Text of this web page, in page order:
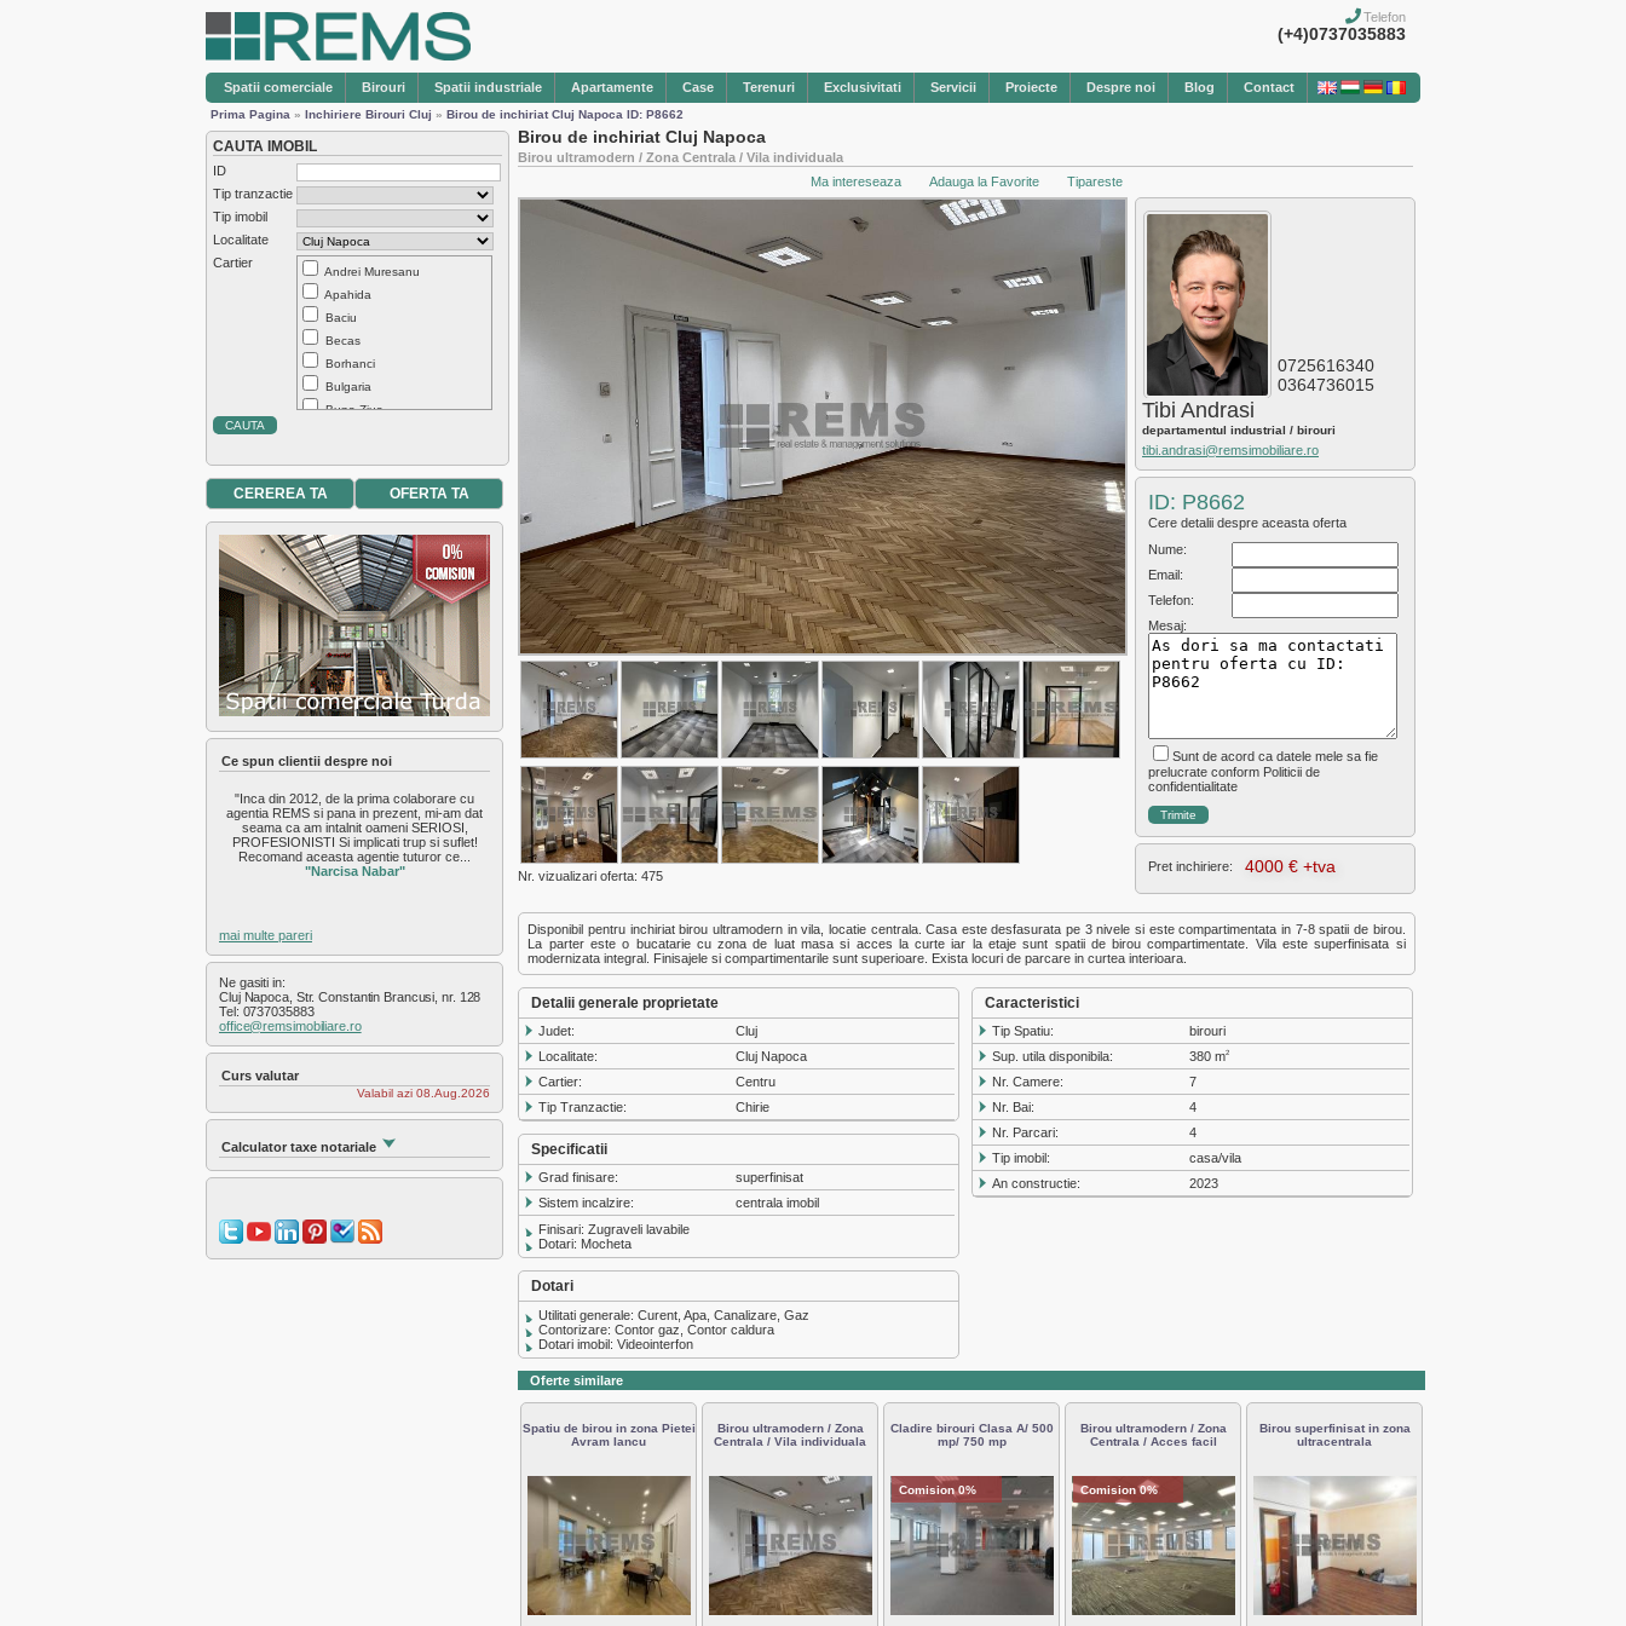
Telefon
(+4)0737035883
Spatii comerciale Birouri Spatii industriale Apartamente Case Terenuri Exclusivitati Servicii Proiecte Despre noi Blog Contact
Prima Pagina » Inchiriere Birouri Cluj » Birou de inchiriat Cluj Napoca ID: P8662
CAUTA IMOBIL
ID
Tip tranzactie
Tip imobil
Localitate
Cartier
Andrei Muresanu
Apahida
Baciu
Becas
Borhanci
Bulgaria
Buna Ziua
Dambul Rotund
Europa
Exterior Est
Exterior Nord
Exterior Sud
Exterior Vest
Faget
Feleac
Floresti
Gara
Gheorgheni
Gilau
Grigorescu
Hasdeu
Intre Lacuri
Iris
Manastur
Sannicoara
Sopor
Zorilor
CEREREA TA OFERTA TA
Ce spun clientii despre noi
"Inca din 2012, de la prima colaborare cu
agentia REMS si pana in prezent, mi-am dat
seama ca am intalnit oameni SERIOSI,
PROFESIONISTI Si implicati trup si suflet!
Recomand aceasta agentie tuturor ce...
"Narcisa Nabar"
mai multe pareri
Ne gasiti in:
Cluj Napoca, Str. Constantin Brancusi, nr. 128
Tel: 0737035883
office@remsimobiliare.ro
Curs valutar
Valabil azi 08.Aug.2026
Calculator taxe notariale
Birou de inchiriat Cluj Napoca
Birou ultramodern / Zona Centrala / Vila individuala
Ma intereseaza
Adauga la Favorite Tipareste
Nr. vizualizari oferta: 475
0725616340
0364736015
Tibi Andrasi
departamentul industrial / birouri
tibi.andrasi@remsimobiliare.ro
ID: P8662
Cere detalii despre aceasta oferta
Nume:
Email:
Telefon:
Mesaj:
Sunt de acord ca datele mele sa fie
prelucrate conform Politicii de
confidentialitate
Pret inchiriere: 4000 € +tva
Disponibil pentru inchiriat birou ultramodern in vila, locatie centrala. Casa este desfasurata pe 3 nivele si este compartimentata in 7-8 spatii de birou.
La parter este o bucatarie cu zona de luat masa si acces la curte iar la etaje sunt spatii de birou compartimentate. Vila este superfinisata si
modernizata integral. Finisajele si compartimentarile sunt superioare. Exista locuri de parcare in curtea interioara.
Detalii generale proprietate
Judet:
Cluj
Localitate:
Cluj Napoca
Cartier:
Centru
Tip Tranzactie:
Chirie
Specificatii
Grad finisare:
superfinisat
Sistem incalzire:
centrala imobil
Finisari: Zugraveli lavabile
Dotari: Mocheta
Dotari
Utilitati generale: Curent, Apa, Canalizare, Gaz
Contorizare: Contor gaz, Contor caldura
Dotari imobil: Videointerfon
Caracteristici
Tip Spatiu:
birouri
Sup. utila disponibila:
380 m2
Nr. Camere:
7
Nr. Bai:
4
Nr. Parcari:
4
Tip imobil:
casa/vila
An constructie:
2023
Oferte similare
Spatiu de birou in zona Pietei
Avram Iancu
Birou ultramodern / Zona
Centrala / Vila individuala
Cladire birouri Clasa A/ 500
mp/ 750 mp
Comision 0%
Birou ultramodern / Zona
Centrala / Acces facil
Comision 0%
Birou superfinisat in zona
ultracentrala